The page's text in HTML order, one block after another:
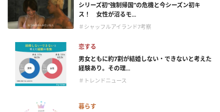
シリーズ初“強制帰国”の危機と今シーズン初キ
ス！ 女性が沼るモ...
＃シャッフルアイランド7考察
恋する
男女ともに約7割が結婚しない・できないと考えた
経験あり。その理...
＃トレンドニュース
暮らす